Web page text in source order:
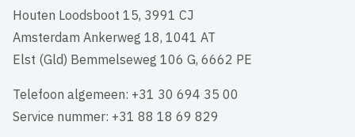
Houten Loodsboot 15, 3991 CJ
Amsterdam Ankerweg 18, 1041 AT
Elst (Gld) Bemmelseweg 106 G, 6662 PE
Telefoon algemeen: +31 30 694 35 00
Service nummer: +31 88 18 69 829